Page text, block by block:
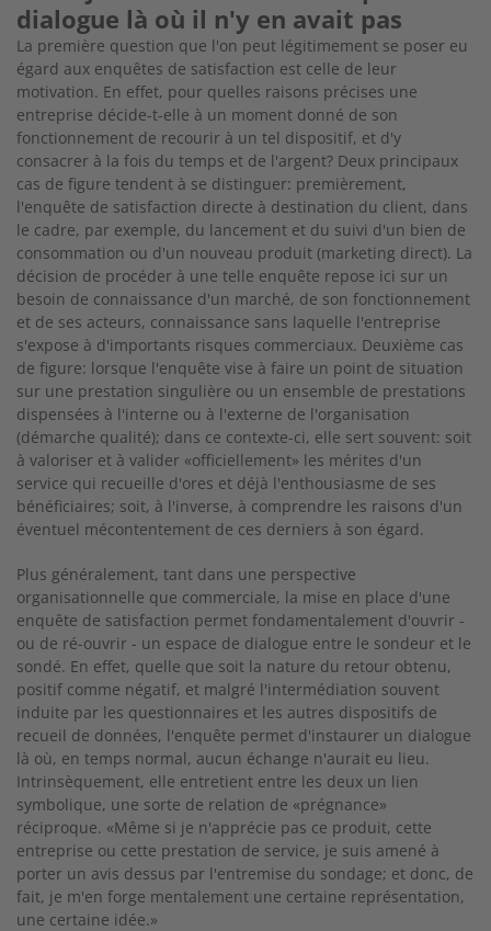
dialogue là où il n'y en avait pas
La première question que l'on peut légitimement se poser eu
égard aux enquêtes de satisfaction est celle de leur
motivation. En effet, pour quelles raisons précises une
entreprise décide-t-elle à un moment donné de son
fonctionnement de recourir à un tel dispositif, et d'y
consacrer à la fois du temps et de l'argent? Deux principaux
cas de figure tendent à se distinguer: premièrement,
l'enquête de satisfaction directe à destination du client, dans
le cadre, par exemple, du lancement et du suivi d'un bien de
consommation ou d'un nouveau produit (marketing direct). La
décision de procéder à une telle enquête repose ici sur un
besoin de connaissance d'un marché, de son fonctionnement
et de ses acteurs, connaissance sans laquelle l'entreprise
s'expose à d'importants risques commerciaux. Deuxième cas
de figure: lorsque l'enquête vise à faire un point de situation
sur une prestation singulière ou un ensemble de prestations
dispensées à l'interne ou à l'externe de l'organisation
(démarche qualité); dans ce contexte-ci, elle sert souvent: soit
à valoriser et à valider «officiellement» les mérites d'un
service qui recueille d'ores et déjà l'enthousiasme de ses
bénéficiaires; soit, à l'inverse, à comprendre les raisons d'un
éventuel mécontentement de ces derniers à son égard.
Plus généralement, tant dans une perspective
organisationnelle que commerciale, la mise en place d'une
enquête de satisfaction permet fondamentalement d'ouvrir -
ou de ré-ouvrir - un espace de dialogue entre le sondeur et le
sondé. En effet, quelle que soit la nature du retour obtenu,
positif comme négatif, et malgré l'intermédiation souvent
induite par les questionnaires et les autres dispositifs de
recueil de données, l'enquête permet d'instaurer un dialogue
là où, en temps normal, aucun échange n'aurait eu lieu.
Intrinsèquement, elle entretient entre les deux un lien
symbolique, une sorte de relation de «prégnance»
réciproque. «Même si je n'apprécie pas ce produit, cette
entreprise ou cette prestation de service, je suis amené à
porter un avis dessus par l'entremise du sondage; et donc, de
fait, je m'en forge mentalement une certaine représentation,
une certaine idée.»